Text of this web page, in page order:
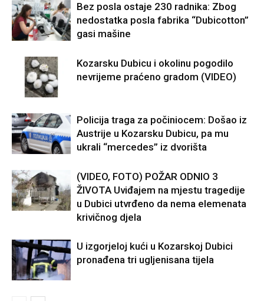
Bez posla ostaje 230 radnika: Zbog
nedostatka posla fabrika “Dubicotton”
gasi mašine
Kozarsku Dubicu i okolinu pogodilo
nevrijeme praćeno gradom (VIDEO)
Policija traga za počiniocem: Došao iz
Austrije u Kozarsku Dubicu, pa mu
ukrali “mercedes” iz dvorišta
(VIDEO, FOTO) POŽAR ODNIO 3
ŽIVOTA Uviđajem na mjestu tragedije
u Dubici utvrđeno da nema elemenata
krivičnog djela
U izgorjeloj kući u Kozarskoj Dubici
pronađena tri ugljenisana tijela